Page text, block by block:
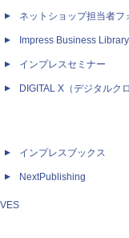
ネットショップ担当者フ
Impress Business Library
インプレスセミナー
DIGITAL X（デジタルクロ
インプレスブックス
NextPublishing